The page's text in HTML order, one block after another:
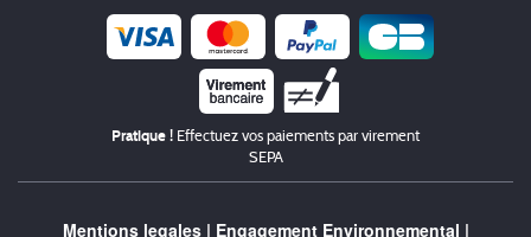
Chèque
Pratique ! Effectuez vos paiements par virement
SEPA
Mentions legales| Engagement Environnemental |